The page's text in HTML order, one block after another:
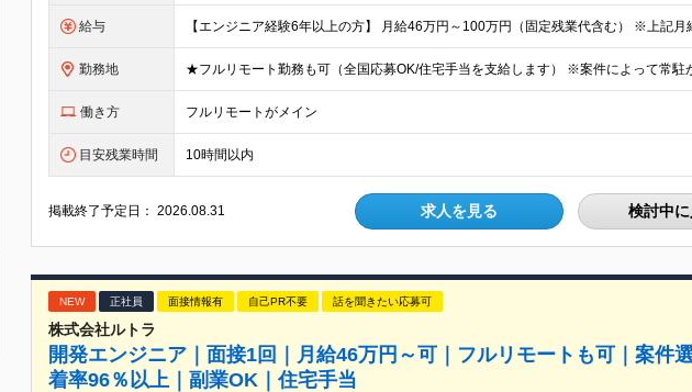
給与
勤務地
働き方 フルリモートがメイン
目安残業時間 10時間以内
掲載終了予定日：2026.08.31 求人を見る 検討中
NEW 正社員 面接情報有 自己PR不要 話を聞きたい応募可
株式会社ルトラ
開発エンジニア｜面接1回｜月給46万円～可｜フルリモートも可｜案件
着率96％以上｜副業OK｜住宅手当